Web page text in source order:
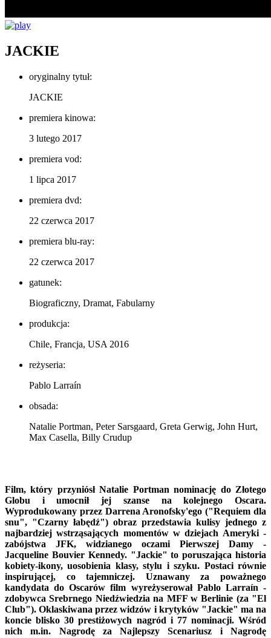
JACKIE
oryginalny tytuł:
JACKIE
premiera kinowa:
3 lutego 2017
premiera vod:
1 lipca 2017
premiera dvd:
22 czerwca 2017
premiera blu-ray:
22 czerwca 2017
gatunek:
Biograficzny, Dramat, Fabularny
produkcja:
Chile, Francja, USA 2016
reżyseria:
Pablo Larraín
obsada:
Natalie Portman, Peter Sarsgaard, Greta Gerwig, John Hurt,
Max Casella, Billy Crudup
Film, który przyniósł Natalie Portman nominację do Złotego
Globu i umocnił jej szanse na kolejnego Oscara.
Wyprodukowany przez Darrena Aronofsky'ego ("Requiem dla
snu", "Czarny łabędź") obraz przedstawia kulisy jednego z
najbardziej wstrząsających momentów w dziejach Ameryki -
zabójstwa JFK, widzianego oczami Pierwszej Damy -
Jacqueline Bouvier Kennedy. "Jackie" to poruszająca historia
kobiety-ikony, uosobienia klasy, stylu i szyku. Postaci równie
inspirującej, co tajemniczej. Uznawany za poważnego
kandydata do Oscarów film wyreżyserował Pablo Larraín -
zdobywca Srebrnego Niedźwiedzia na MFF w Berlinie (za "El
Club"). Oklaskiwana przez widzów i krytyków "Jackie" ma na
koncie blisko 30 prestiżowych nagród i 77 nominacji. Wśród
nich m.in. Nagrodę za Najlepszy Scenariusz i Nagrodę